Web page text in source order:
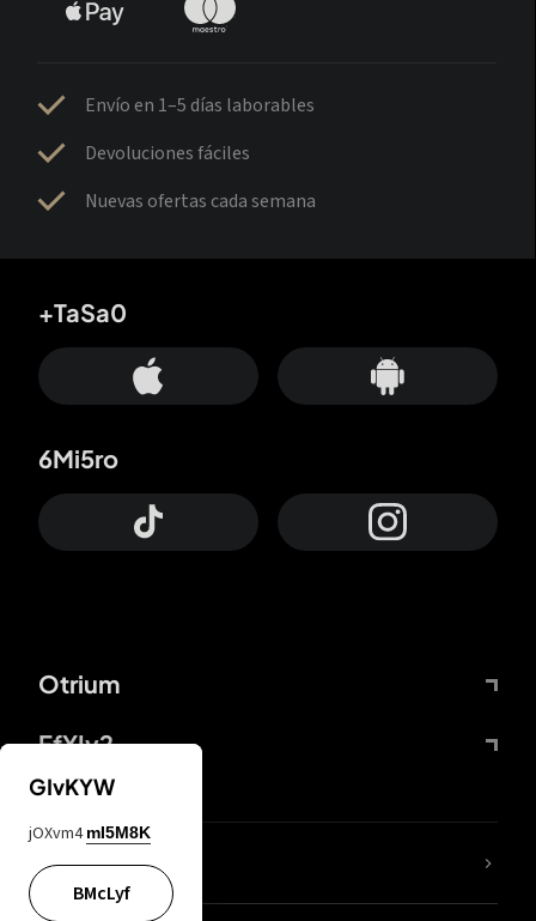
Envío en 1–5 días laborables
Devoluciones fáciles
Nuevas ofertas cada semana
Otrium
FfYIy2
+TaSa0
6Mi5ro
65A04M
GIvKYW
jOXvm4 mI5M8K
BMcLyf